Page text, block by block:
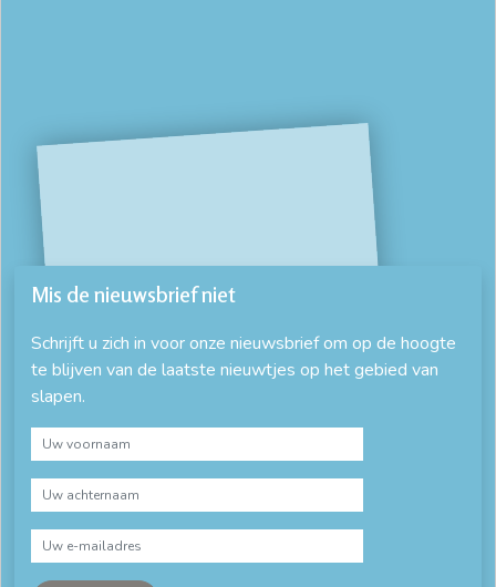
Mis de nieuwsbrief niet
Schrijft u zich in voor onze nieuwsbrief om op de hoogte
te blijven van de laatste nieuwtjes op het gebied van
slapen.